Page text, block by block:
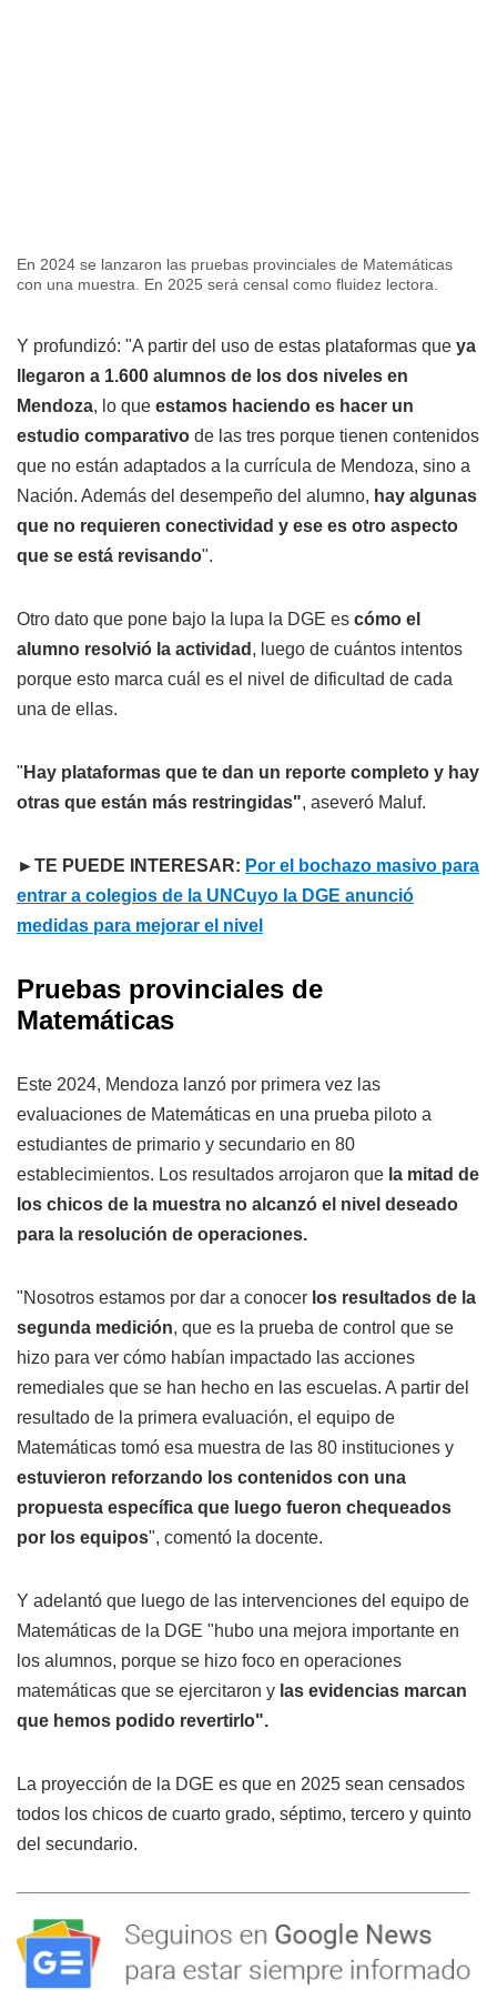
En 2024 se lanzaron las pruebas provinciales de Matemáticas
con una muestra. En 2025 será censal como fluidez lectora.
Y profundizó: "A partir del uso de estas plataformas que ya
llegaron a 1.600 alumnos de los dos niveles en
Mendoza, lo que estamos haciendo es hacer un
estudio comparativo de las tres porque tienen contenidos
que no están adaptados a la currícula de Mendoza, sino a
Nación. Además del desempeño del alumno, hay algunas
que no requieren conectividad y ese es otro aspecto
que se está revisando".
Otro dato que pone bajo la lupa la DGE es cómo el
alumno resolvió la actividad , luego de cuántos intentos
porque esto marca cuál es el nivel de dificultad de cada
una de ellas.
" Hay plataformas que te dan un reporte completo y hay
otras que están más restringidas", aseveró Maluf.
►TE PUEDE INTERESAR: Por el bochazo masivo para
entrar a colegios de la UNCuyo la DGE anunció
medidas para mejorar el nivel
Pruebas provinciales de
Matemáticas
Este 2024, Mendoza lanzó por primera vez las
evaluaciones de Matemáticas en una prueba piloto a
estudiantes de primario y secundario en 80
establecimientos. Los resultados arrojaron que la mitad de
los chicos de la muestra no alcanzó el nivel deseado
para la resolución de operaciones.
"Nosotros estamos por dar a conocer los resultados de la
segunda medición, que es la prueba de control que se
hizo para ver cómo habían impactado las acciones
remediales que se han hecho en las escuelas. A partir del
resultado de la primera evaluación, el equipo de
Matemáticas tomó esa muestra de las 80 instituciones y
estuvieron reforzando los contenidos con una
propuesta específica que luego fueron chequeados
por los equipos", comentó la docente.
Y adelantó que luego de las intervenciones del equipo de
Matemáticas de la DGE "hubo una mejora importante en
los alumnos, porque se hizo foco en operaciones
matemáticas que se ejercitaron y las evidencias marcan
que hemos podido revertirlo".
La proyección de la DGE es que en 2025 sean censados
todos los chicos de cuarto grado, séptimo, tercero y quinto
del secundario.